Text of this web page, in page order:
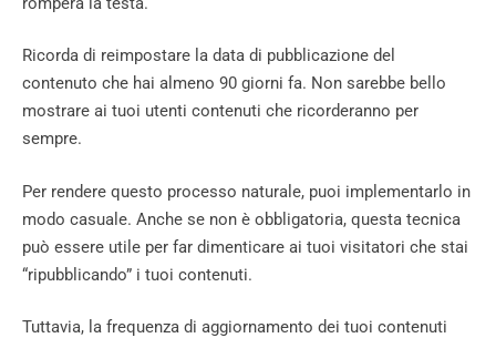
Ricorda di reimpostare la data di pubblicazione del
contenuto che hai almeno 90 giorni fa. Non sarebbe bello
mostrare ai tuoi utenti contenuti che ricorderanno per
sempre.
Per rendere questo processo naturale, puoi implementarlo in
modo casuale. Anche se non è obbligatoria, questa tecnica
può essere utile per far dimenticare ai tuoi visitatori che stai
“ripubblicando” i tuoi contenuti.
Tuttavia, la frequenza di aggiornamento dei tuoi contenuti